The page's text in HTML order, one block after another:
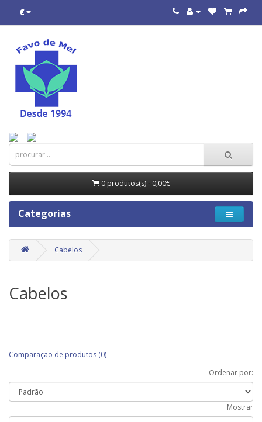
€
0 produtos(s) - 0,00€
Categorias
Cabelos
Cabelos
Comparação de produtos (0)
Ordenar por:
Mostrar